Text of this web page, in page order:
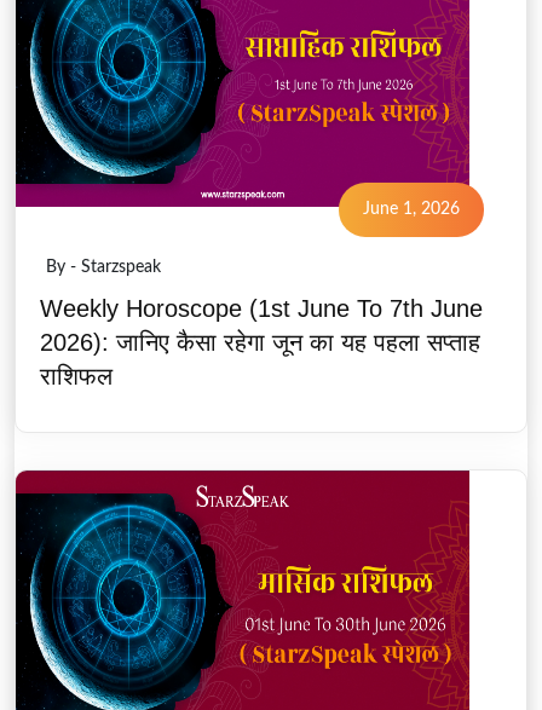
June 1, 2026
By - Starzspeak
Weekly Horoscope (1st June To 7th June
2026): जानिए कैसा रहेगा जून का यह पहला सप्ताह
राशिफल